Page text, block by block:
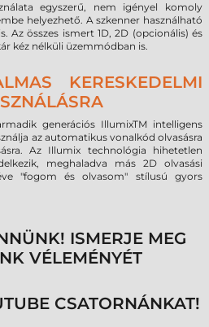
egyszerű, nem igényel komoly
helyezhető. A szkenner használható
Az összes ismert 1D, 2D (opcionális) és
kéz nélküli üzemmódban is.
KERESKEDELMI
generációs IllumixTM intelligens
az automatikus vonalkód olvasásra
Az Illumix technológia hihetetlen
meghaladva más 2D olvasási
"fogom és olvasom" stílusú gyors
ISMERJE MEG
VÉLEMÉNYÉT
CSATORNÁNKAT!